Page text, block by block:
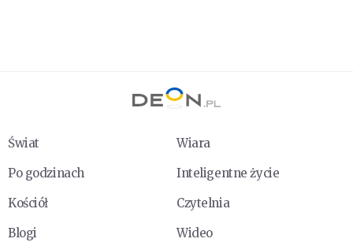
Świat
Wiara
Po godzinach
Inteligentne życie
Kościół
Czytelnia
Blogi
Wideo